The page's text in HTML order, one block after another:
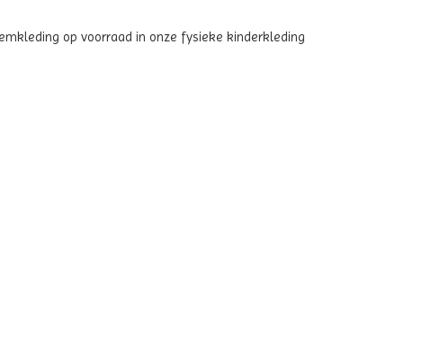
op voorraad in onze fysieke kinderkleding